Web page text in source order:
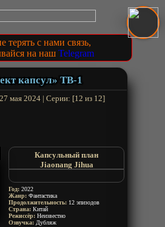
терять с нами связь,
на наш Telegram
капсул» ТВ-1
мая 2024 | Серии: [12 из 12]
Капсульный план
Jiaonang Jihua
Capsules
Год: 2022
Жанр: Фантастика
Продолжительность: 12 эпизодов
Страна: Китай
Режиссёр: Неизвестно
Озвучка: Дубляж